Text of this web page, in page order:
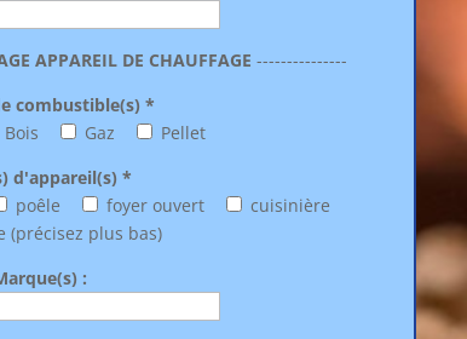
APPAREIL DE CHAUFFAGE ---------------
combustible(s) *
Bois Gaz
Pellet
d'appareil(s) *
poêle foyer ouvert
cuisinière
(précisez plus bas)
: